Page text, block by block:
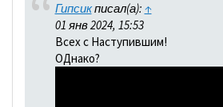
Гипсикписал(а): ↑
01 янв 2024, 15:53
Всех с Наступившим!
ОДнако?